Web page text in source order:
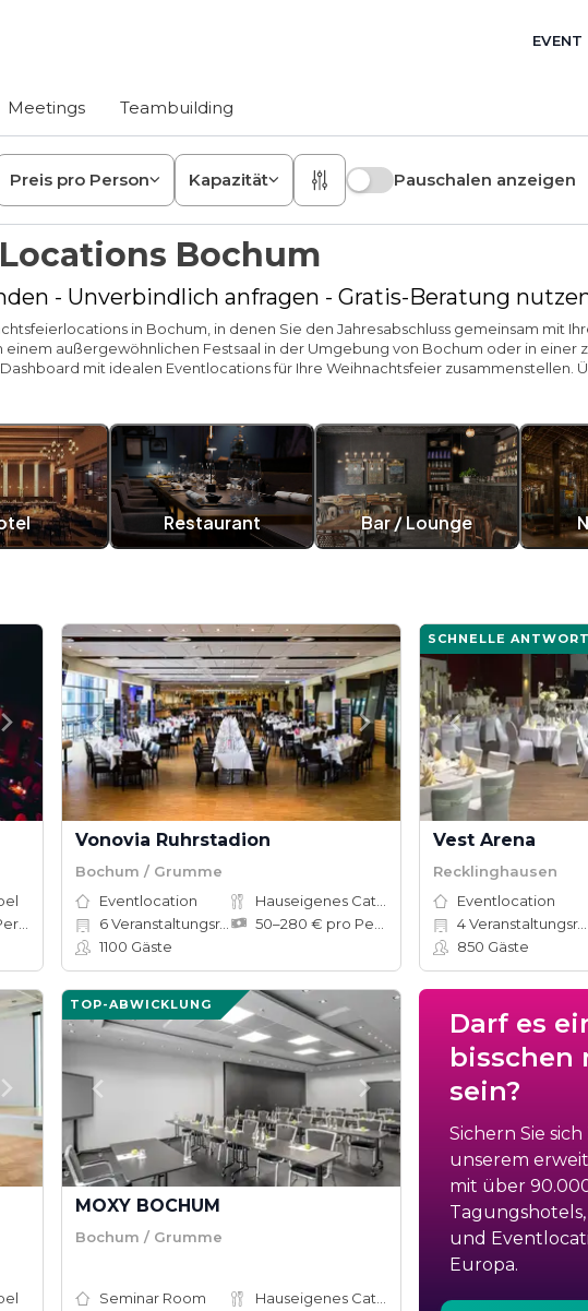
EVENT
Meetings Teambuilding
Preis pro Person Kapazität Pauschalen anzeigen
Bochum
- Unverbindlich anfragen - Gratis-Beratung
in Bochum, in denen Sie den Jahresabschluss gemeinsam mit
außergewöhnlichen Festsaal in der Umgebung von Bochum oder in
mit idealen Eventlocations für Ihre Weihnachtsfeier zusammenstellen.
Restaurant Bar / Lounge
Vonovia Ruhrstadion
Bochum / Grumme
Eventlocation
6Veranstaltungsräume
1100 Gäste
SCHNELLE ANTWORT
Vest Arena
Recklinghausen
Eventlocation
4Veranstaltungsräume
850 Gäste
TOP-ABWICKLUNG
MOXY BOCHUM
Bochum / Grumme
Seminar Room
Darf es
bisschen
sein?
Sichern Sie
unserem
mit über
und
Europa.